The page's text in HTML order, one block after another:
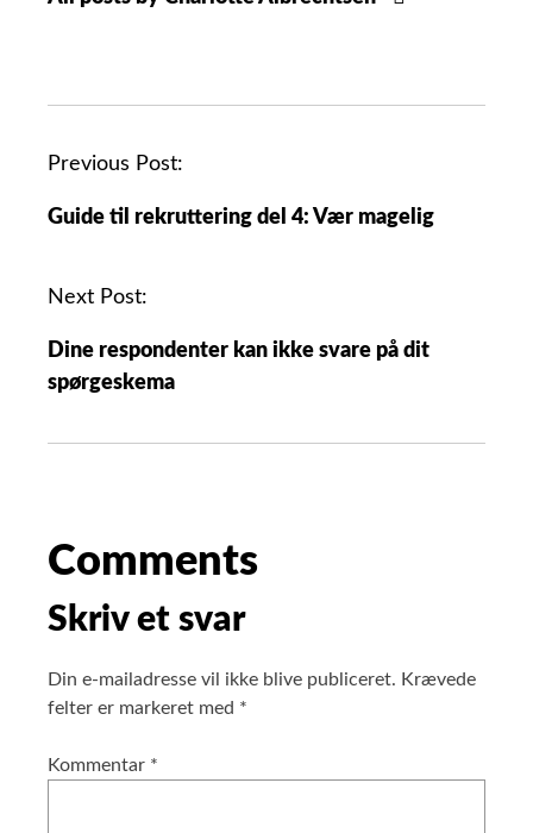
Previous Post:
Guide til rekruttering del 4: Vær magelig
Next Post:
Dine respondenter kan ikke svare på dit
spørgeskema
Comments
Skriv et svar
Din e-mailadresse vil ikke blive publiceret. Krævede
felter er markeret med *
Kommentar *